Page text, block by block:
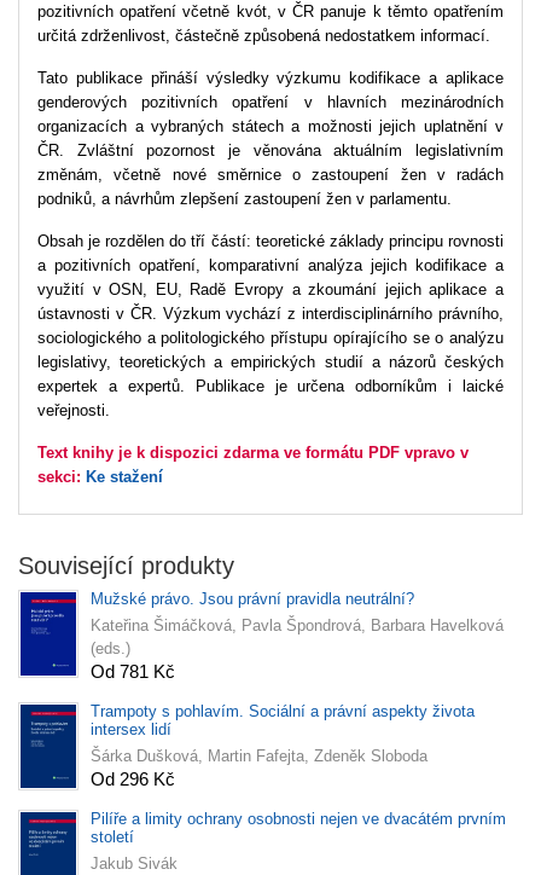
pozitivních opatření včetně kvót, v ČR panuje k těmto opatřením
určitá zdrženlivost, částečně způsobená nedostatkem informací.
Tato publikace přináší výsledky výzkumu kodifikace a aplikace
genderových pozitivních opatření v hlavních mezinárodních
organizacích a vybraných státech a možnosti jejich uplatnění v
ČR. Zvláštní pozornost je věnována aktuálním legislativním
změnám, včetně nové směrnice o zastoupení žen v radách
podniků, a návrhům zlepšení zastoupení žen v parlamentu.
Obsah je rozdělen do tří částí: teoretické základy principu rovnosti
a pozitivních opatření, komparativní analýza jejich kodifikace a
využití v OSN, EU, Radě Evropy a zkoumání jejich aplikace a
ústavnosti v ČR. Výzkum vychází z interdisciplinárního právního,
sociologického a politologického přístupu opírajícího se o analýzu
legislativy, teoretických a empirických studií a názorů českých
expertek a expertů. Publikace je určena odborníkům i laické
veřejnosti.
Text knihy je k dispozici zdarma ve formátu PDF vpravo v
sekci: Ke stažení
Související produkty
Mužské právo. Jsou právní pravidla neutrální?
Kateřina Šimáčková, Pavla Špondrová, Barbara Havelková
(eds.)
Od 781 Kč
Trampoty s pohlavím. Sociální a právní aspekty života
intersex lidí
Šárka Dušková, Martin Fafejta, Zdeněk Sloboda
Od 296 Kč
Pilíře a limity ochrany osobnosti nejen ve dvacátém prvním
století
Jakub Sivák